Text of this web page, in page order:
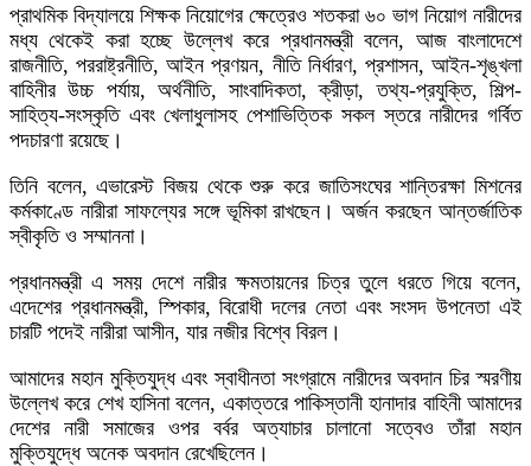
প্রাথমিক বিদ্যালয়ে শিক্ষক নিয়োগের ক্ষেত্রেও শতকরা ৬০ ভাগ নিয়োগ নারীদের
মধ্য থেকেই করা হচ্ছে উল্লেখ করে প্রধানমন্ত্রী বলেন, আজ বাংলাদেশে
রাজনীতি, পররাষ্ট্রনীতি, আইন প্রণয়ন, নীতি নির্ধারণ, প্রশাসন, আইন-শৃঙ্খলা
বাহিনীর উচ্চ পর্যায়, অর্থনীতি, সাংবাদিকতা, ক্রীড়া, তথ্য-প্রযুক্তি, শিল্প-
সাহিত্য-সংস্কৃতি এবং খেলাধুলাসহ পেশাভিত্তিক সকল স্তরে নারীদের গর্বিত
পদচারণা রয়েছে।
তিনি বলেন, এভারেস্ট বিজয় থেকে শুরু করে জাতিসংঘের শান্তিরক্ষা মিশনের
কর্মকাণ্ডে নারীরা সাফল্যের সঙ্গে ভূমিকা রাখছেন। অর্জন করছেন আন্তর্জাতিক
স্বীকৃতি ও সম্মাননা।
প্রধানমন্ত্রী এ সময় দেশে নারীর ক্ষমতায়নের চিত্র তুলে ধরতে গিয়ে বলেন,
এদেশের প্রধানমন্ত্রী, স্পিকার, বিরোধী দলের নেতা এবং সংসদ উপনেতা এই
চারটি পদেই নারীরা আসীন, যার নজীর বিশ্বে বিরল।
আমাদের মহান মুক্তিযুদ্ধ এবং স্বাধীনতা সংগ্রামে নারীদের অবদান চির স্মরণীয়
উল্লেখ করে শেখ হাসিনা বলেন, একাত্তরে পাকিস্তানী হানাদার বাহিনী আমাদের
দেশের নারী সমাজের ওপর বর্বর অত্যাচার চালানো সত্বেও তাঁরা মহান
মুক্তিযুদ্ধে অনেক অবদান রেখেছিলেন।